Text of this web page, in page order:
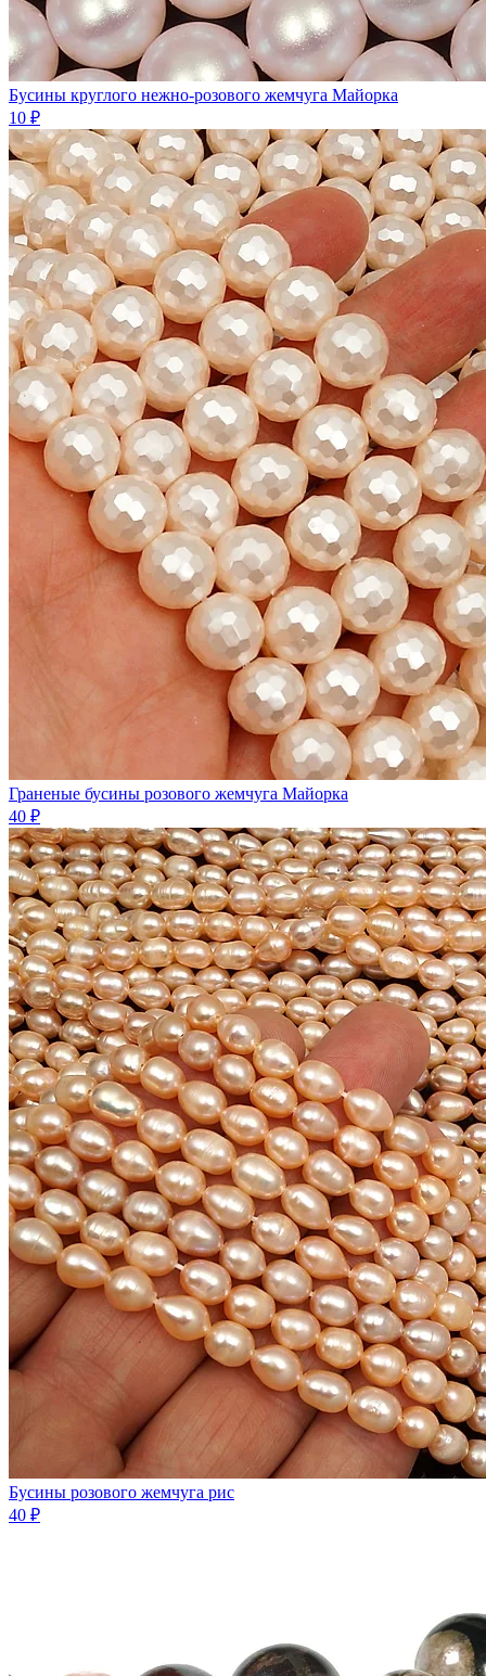
Бусины круглого нежно-розового жемчуга Майорка
10 ₽
Граненые бусины розового жемчуга Майорка
40 ₽
Бусины розового жемчуга рис
40 ₽